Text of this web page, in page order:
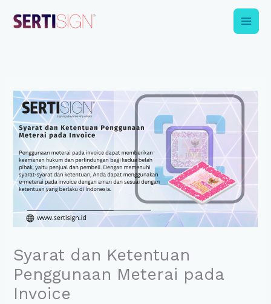
content
Syarat dan Ketentuan
Penggunaan Meterai pada
Invoice